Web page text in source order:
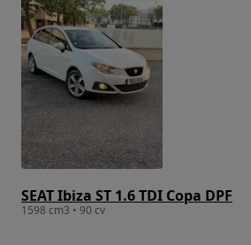
SEAT Ibiza ST 1.6 TDI Copa DPF
1598 cm3 • 90 cv